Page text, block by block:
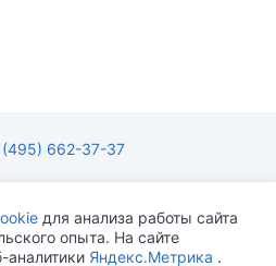
(495) 662-37-37
18:00 СБ-ВС ВЫХОДНОЙ
для анализа работы сайта
опыта. На сайте
аналитики Яндекс.Метрика .